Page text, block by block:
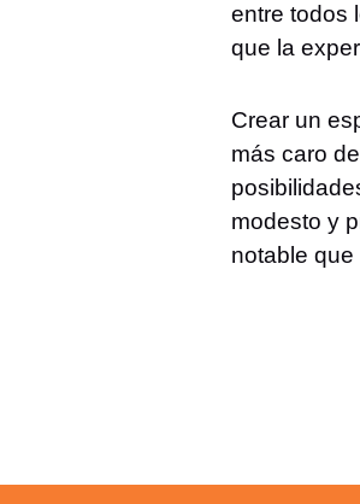
entre todos
que la
Crear un
más caro
modesto y
notable que